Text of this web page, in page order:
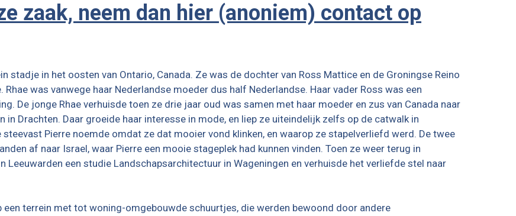
zaak, neem dan hier (anoniem) contact op
stadje in het oosten van Ontario, Canada. Ze was de dochter van Ross Mattice en de Groningse Reino
was vanwege haar Nederlandse moeder dus half Nederlandse. Haar vader Ross was een
De jonge Rhae verhuisde toen ze drie jaar oud was samen met haar moeder en zus van Canada naar
in Drachten. Daar groeide haar interesse in mode, en liep ze uiteindelijk zelfs op de catwalk in
Pierre noemde omdat ze dat mooier vond klinken, en waarop ze stapelverliefd werd. De twee
af naar Israel, waar Pierre een mooie stageplek had kunnen vinden. Toen ze weer terug in
Leeuwarden een studie Landschapsarchitectuur in Wageningen en verhuisde het verliefde stel naar
terrein met tot woning-omgebouwde schuurtjes, die werden bewoond door andere